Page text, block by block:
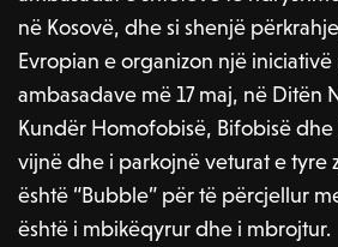
në Kosovë, dhe si shenjë
Evropian e organizon një
ambasadave më 17 maj, në Ditën
Kundër Homofobisë, Bifobisë dhe
vijnë dhe i parkojnë veturat e tyre
është “Bubble” për të përcjellur
është i mbikëqyrur dhe i mbrojtur.